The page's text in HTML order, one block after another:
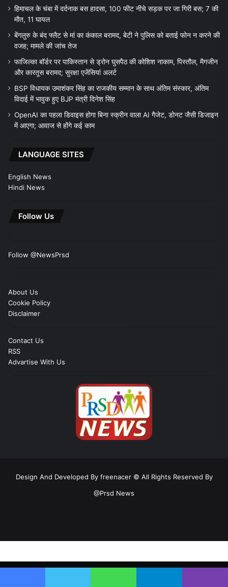
हिमाचल के चंबा में दर्दनाक बस हादसा, 100 फीट नीचे सड़क पर जा गिरी बस; 7 की
मौत, 11 घायल
बेंगलुरु के बंद फ्लैट से मां का कंकाल बरामद, बेटी ने पुलिस को बताई फोन न करने की
वजह; मामले की जांच तेज
फाजिल्का बॉर्डर पर पाकिस्तान से ड्रोन घुसपैठ की कोशिश नाकाम, पिस्तौल, मैगजीन
और कारतूस बरामद; सुरक्षा एजेंसियां अलर्ट
BSP विधायक उमाशंकर सिंह का राजकीय सम्मान के साथ अंतिम संस्कार, अंतिम
विदाई में भावुक हुए BJP मंत्री दिनेश सिंह
OpenAI का पहला डिवाइस होगा बिना स्क्रीन वाला AI गैजेट, डोनट जैसी डिजाइन
में आएगा; आवाज से होंगे कई काम
LANGUAGE SITES
English News
Hindi News
Follow Us
Follow @NewsPrsd
About Us
Cookie Policy
Disclaimer
Contact Us
RSS
Advartise With Us
Design And Developed By freenacer © All Rights Reserved By
@Prsd News